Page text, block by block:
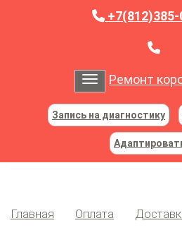
Toggle navigation
Ремонт
Запись на диагностику
Главная Оплата